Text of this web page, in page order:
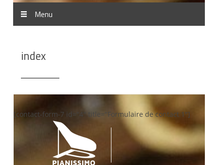
Menu
index
[contact-form-7 id="4" title="Formulaire de contact 1"]